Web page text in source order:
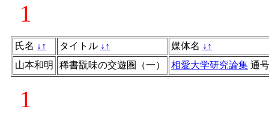
1
氏名 ↓ ↑ タイトル ↓ ↑ 媒体名 ↓ ↑
山本和明
稀書翫味の交遊圏（一） 相愛大学研究論集 通
1